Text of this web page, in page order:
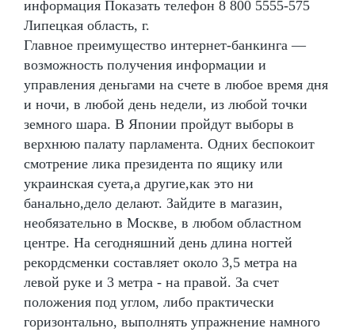
информация Показать телефон 8 800 5555-575
Липецкая область, г.
Главное преимущество интернет-банкинга —
возможность получения информации и
управления деньгами на счете в любое время дня
и ночи, в любой день недели, из любой точки
земного шара. В Японии пройдут выборы в
верхнюю палату парламента. Одних беспокоит
смотрение лика президента по ящику или
украинская суета,а другие,как это ни
банально,дело делают. Зайдите в магазин,
необязательно в Москве, в любом областном
центре. На сегодняшний день длина ногтей
рекордсменки составляет около 3,5 метра на
левой руке и 3 метра - на правой. За счет
положения под углом, либо практически
горизонтально, выполнять упражнение намного